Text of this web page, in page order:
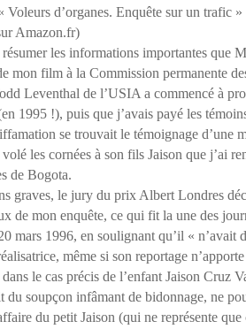
d’organes. Enquête sur un trafic
Amazon.fr)
résumer les informations importantes que
mon film à la Commission permanente
Leventhal de l’USIA a commencé à
1995 !), puis que j’avais payé les
se trouvait le témoignage d’une
les cornées à son fils Jaison que j’ai
de Bogota.
graves, le jury du prix Albert Londres
de mon enquête, ce qui fit la une des
mars 1996, en soulignant qu’il « n’avait
même si son reportage
le cas précis de l’enfant Jaison Cruz
soupçon infâmant de bidonnage, ne
du petit Jaison (qui ne représente